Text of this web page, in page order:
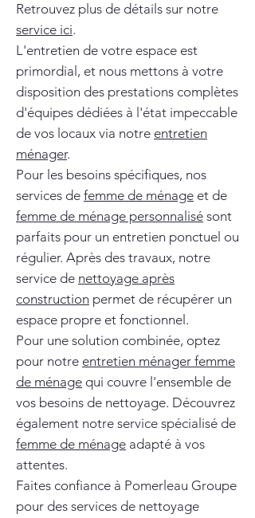
Retrouvez plus de détails sur notre
service ici.
L'entretien de votre espace est
primordial, et nous mettons à votre
disposition des prestations complètes
d'équipes dédiées à l'état impeccable
de vos locaux via notre entretien
ménager.
Pour les besoins spécifiques, nos
services de femme de ménage et de
femme de ménage personnalisé sont
parfaits pour un entretien ponctuel ou
régulier. Après des travaux, notre
service de nettoyage après
construction permet de récupérer un
espace propre et fonctionnel.
Pour une solution combinée, optez
pour notre entretien ménager femme
de ménage qui couvre l'ensemble de
vos besoins de nettoyage. Découvrez
également notre service spécialisé de
femme de ménage adapté à vos
attentes.
Faites confiance à Pomerleau Groupe
pour des services de nettoyage